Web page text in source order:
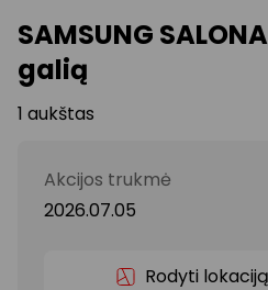
SAMSUNG
galią
1 aukštas
Akcijos trukmė
2026.07.05
Rodyti